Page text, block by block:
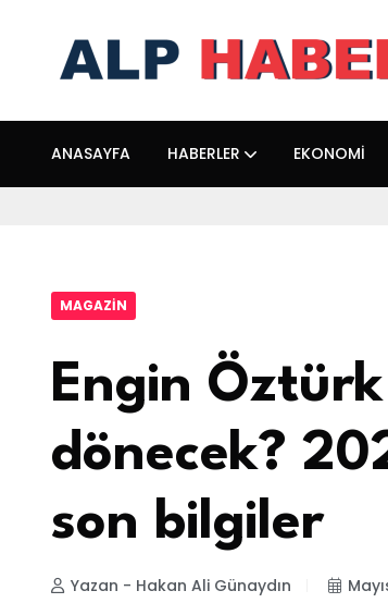
ANASAYFA HABERLER EKONOMI
MAGAZIN
Engin
dönecek?
son bilgiler
Yazan - Hakan Ali Günaydın